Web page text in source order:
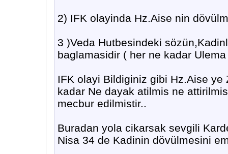
2) IFK olayinda Hz.Aise nin
3 )Veda Hutbesindeki
baglamasidir ( her ne kadar
IFK olayi Bildiginiz gibi Hz.Aise
kadar Ne dayak atilmis ne
mecbur edilmistir..
Buradan yola cikarsak sevgili
Nisa 34 de Kadinin dövülmesini